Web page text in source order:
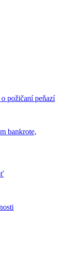
požičaní peňazí
bankrote,